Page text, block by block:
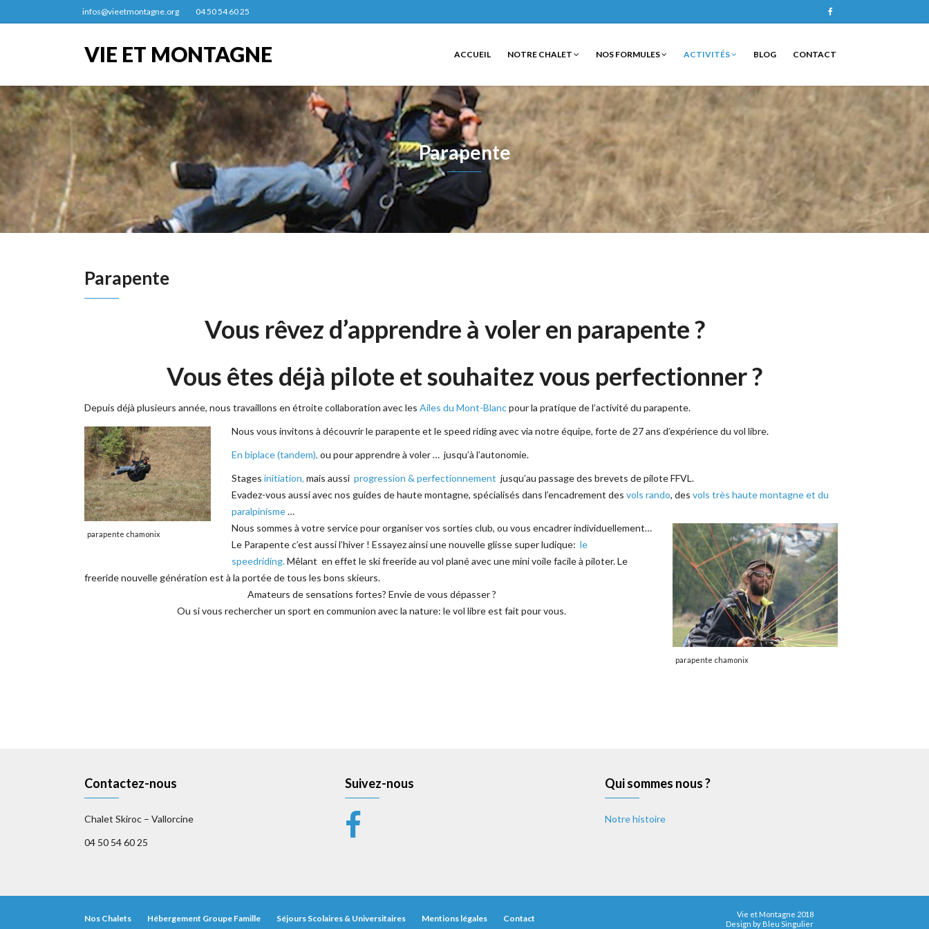
infos@vieetmontagne.org 04 50 54 60 25
VIE ET MONTAGNE ACCUEIL NOTRE CHALET NOS FORMULES ACTIVITÉS BLOG CONTACT
Parapente
Parapente
Vous rêvez d’apprendre à voler en parapente ?
Vous êtes déjà pilote et souhaitez vous perfectionner ?
Depuis déjà plusieurs année, nous travaillons en étroite collaboration avec les Ailes du Mont-Blancpour la pratique de l’activité du parapente.
parapente chamonix
Nous vous invitons à découvrir le parapente et le speed riding avec via notre équipe, forte de 27 ans d’expérience du vol libre.
En biplace (tandem), ou pour apprendre à voler … jusqu’à l’autonomie.
Stages initiation, mais aussi progression & perfectionnement jusqu’au passage des brevets de pilote FFVL.
Evadez-vous aussi avec nos guides de haute montagne, spécialisés dans l’encadrement des vols rando, des vols très haute montagne et du
paralpinisme…
parapente chamonix
Nous sommes à votre service pour organiser vos sorties club, ou vous encadrer individuellement…
Le Parapente c’est aussi l’hiver ! Essayez ainsi une nouvelle glisse super ludique: le
speedriding.Mêlant en effet le ski freeride au vol plané avec une mini voile facile à piloter. Le
freeride nouvelle génération est à la portée de tous les bons skieurs.
Amateurs de sensations fortes? Envie de vous dépasser ?
Ou si vous rechercher un sport en communion avec la nature: le vol libre est fait pour vous.
Contactez-nous
Chalet Skiroc – Vallorcine
04 50 54 60 25
Suivez-nous Qui sommes nous ?
Notre histoire
Nos Chalets Hébergement Groupe Famille Séjours Scolaires & Universitaires Mentions légales Contact
Vie et Montagne 2018
Design by Bleu Singulier